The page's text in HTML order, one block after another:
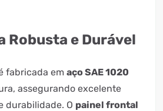
Robusta e Durável
fabricada em aço SAE 1020
assegurando excelente
durabilidade. O painel frontal